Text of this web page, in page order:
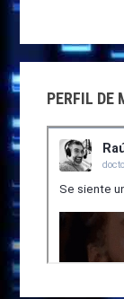
PERFIL DE